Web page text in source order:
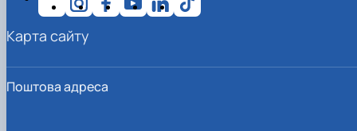
Поштова адреса
Карта сайту